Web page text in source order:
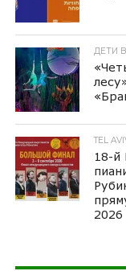
ДЕТИ
TEL
18-й
2026